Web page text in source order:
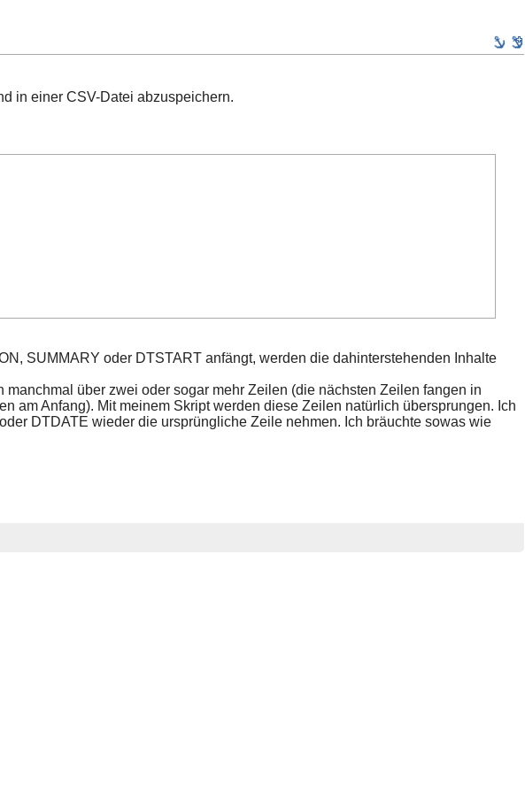
in einer CSV-Datei abzuspeichern.
SUMMARY oder DTSTART anfängt, werden die dahinterstehenden Inhalte
über zwei oder sogar mehr Zeilen (die nächsten Zeilen fangen in
am Anfang). Mit meinem Skript werden diese Zeilen natürlich übersprungen. Ich
DTDATE wieder die ursprüngliche Zeile nehmen. Ich bräuchte sowas wie